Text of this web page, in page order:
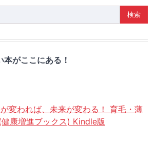
がここにある！
変われば、未来が変わる！ 育毛・薄
康増進ブックス) Kindle版